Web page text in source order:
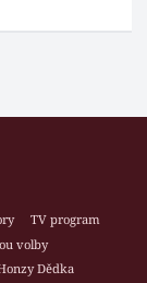
TV program
volby
Dědka